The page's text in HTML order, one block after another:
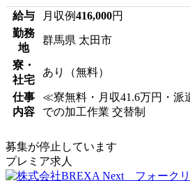
給与 月収例416,000円
勤務
地
群馬県 太田市
寮・
社宅
あり（無料）
仕事
内容
≪寮無料・月収41.6万円・
での加工作業 交替制
募集が停止しています
プレミア求人